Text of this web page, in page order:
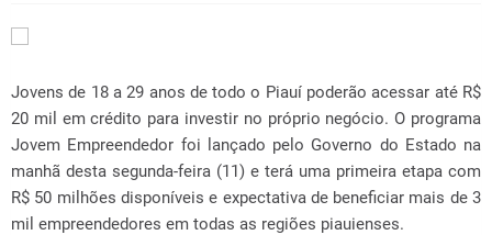
Jovens de 18 a 29 anos de todo o Piauí poderão acessar até R$
20 mil em crédito para investir no próprio negócio. O programa
Jovem Empreendedor foi lançado pelo Governo do Estado na
manhã desta segunda-feira (11) e terá uma primeira etapa com
R$ 50 milhões disponíveis e expectativa de beneficiar mais de 3
mil empreendedores em todas as regiões piauienses.